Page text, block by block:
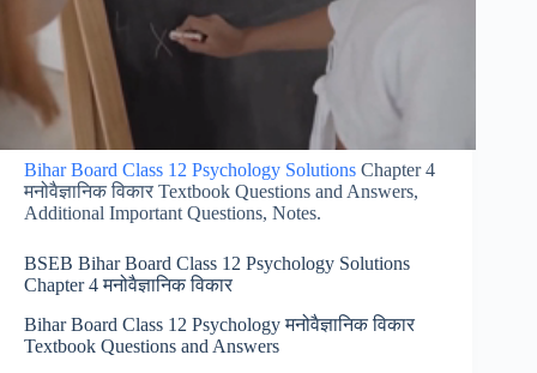
Bihar Board Class 12 Psychology Solutions Chapter 4
मनोवैज्ञानिक विकार Textbook Questions and Answers,
Additional Important Questions, Notes.
BSEB Bihar Board Class 12 Psychology Solutions
Chapter 4 मनोवैज्ञानिक विकार
Bihar Board Class 12 Psychology मनोवैज्ञानिक विकार
Textbook Questions and Answers